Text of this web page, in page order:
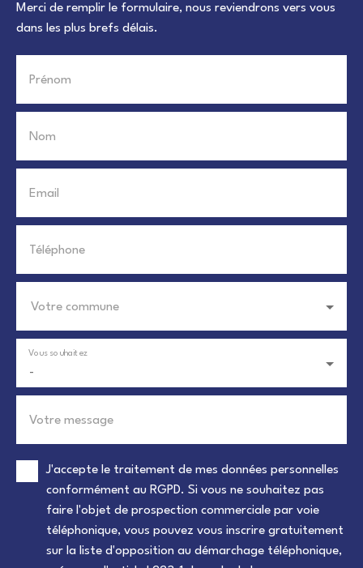
Merci de remplir le formulaire, nous reviendrons vers vous
dans les plus brefs délais.
Prénom
Nom
Email
Téléphone
Votre commune
-
Vous souhaitez
Votre message
J'accepte le traitement de mes données personnelles
conformément au RGPD. Si vous ne souhaitez pas
faire l'objet de prospection commerciale par voie
téléphonique, vous pouvez vous inscrire gratuitement
sur la liste d'opposition au démarchage téléphonique,